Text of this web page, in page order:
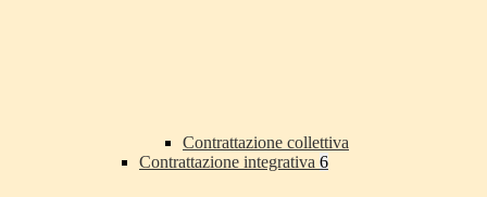
Contrattazione collettiva
Contrattazione integrativa 6